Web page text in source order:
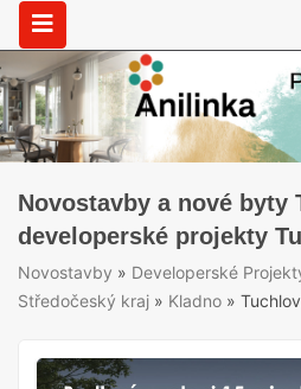
Novostavby a nové byty
developerské projekty
Novostavby » Developerské
Středočeský kraj » Kladno »